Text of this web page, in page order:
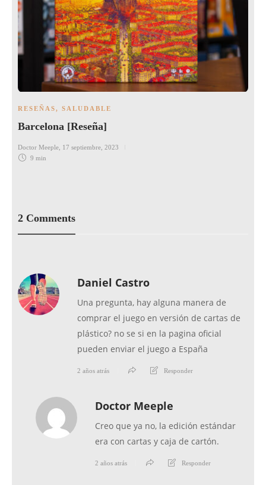
RESEÑAS, SALUDABLE
Barcelona [Reseña]
Doctor Meeple 17 septiembre, 2023
9 min
2 Comments
Daniel Castro
Una pregunta, hay alguna manera de
comprar el juego en versión de cartas de
plástico? no se si en la pagina oficial
pueden enviar el juego a España
2 años atrás Responder
Doctor Meeple
Creo que ya no, la edición estándar
era con cartas y caja de cartón.
2 años atrás Responder